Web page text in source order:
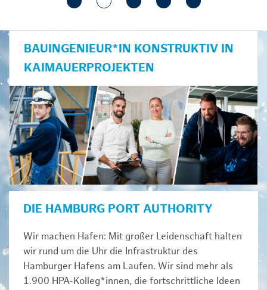
BAUINGENIEUR*IN KONSTRUKTIV IN
KAIMAUERPROJEKTEN
DIE HAMBURG PORT AUTHORITY
Wir machen Hafen: Mit großer Leidenschaft halten
wir rund um die Uhr die Infrastruktur des
Hamburger Hafens am Laufen. Wir sind mehr als
1.900 HPA-Kolleg*innen, die fortschrittliche Ideen